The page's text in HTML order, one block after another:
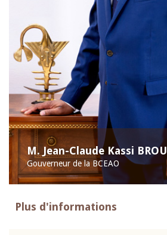
M. Jean-Claude Kassi BROU
Gouverneur de la BCEAO
Plus d'informations